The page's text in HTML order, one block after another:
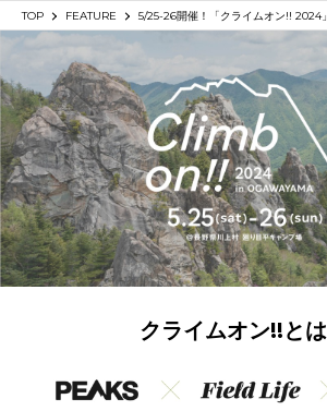
TOP FEATURE 5/25-26開催！「クライムオン!! 2024
クライムオン!!と